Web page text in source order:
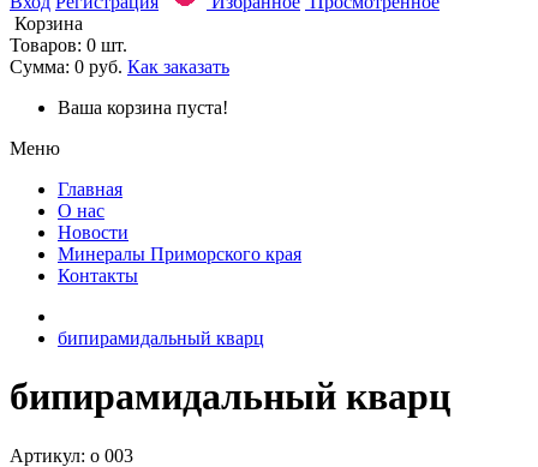
Корзина
Товаров: 0 шт.
Сумма: 0 руб. Как заказать
Ваша корзина пуста!
Меню
Главная
О нас
Новости
Минералы Приморского края
Контакты
бипирамидальный кварц
бипирамидальный кварц
Артикул: o 003